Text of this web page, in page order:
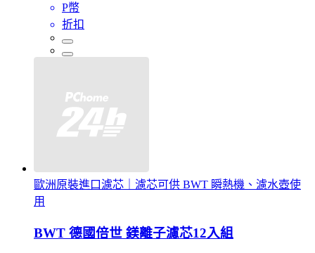
P幣
折扣
歐洲原裝進口濾芯｜濾芯可供 BWT 瞬熱機、濾水壺使
用
BWT 德國倍世 鎂離子濾芯12入組